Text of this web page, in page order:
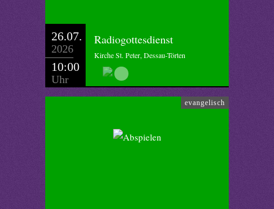
26.07.
2026
10:00
Uhr
Radiogottesdienst
Kirche St. Peter, Dessau-Törten
evangelisch